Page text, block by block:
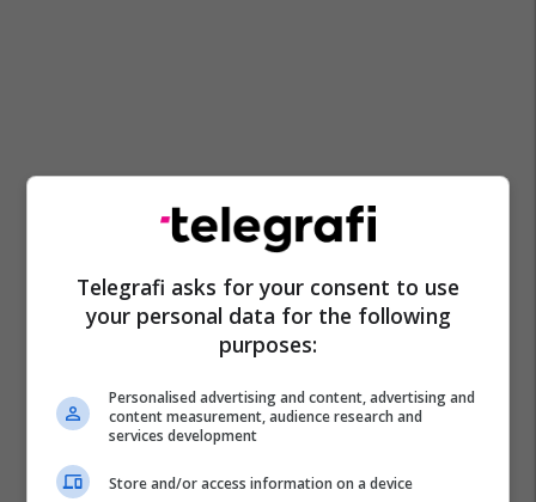
Telegrafi asks for your consent to use
your personal data for the following
purposes:
Personalised advertising and content, advertising and
content measurement, audience research and
services development
Store and/or access information on a device